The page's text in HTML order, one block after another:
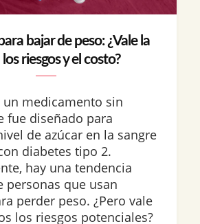
bajar de peso: ¿Vale la
riesgos y el costo?
un medicamento sin
fue diseñado para
de azúcar en la sangre
diabetes tipo 2.
hay una tendencia
personas que usan
perder peso. ¿Pero vale
los riesgos potenciales?